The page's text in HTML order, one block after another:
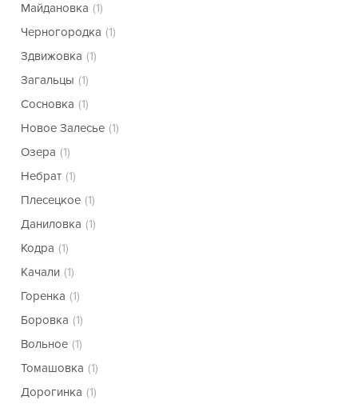
Майдановка (1)
Черногородка (1)
Здвижовка (1)
Загальцы (1)
Сосновка (1)
Новое Залесье (1)
Озера (1)
Небрат (1)
Плесецкое (1)
Даниловка (1)
Кодра (1)
Качали (1)
Горенка (1)
Боровка (1)
Вольное (1)
Томашовка (1)
Дорогинка (1)